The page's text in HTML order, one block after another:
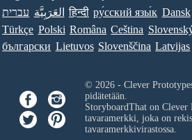
עברית العَرَبِيَّة हिन्दी ру́сский язы́к Dansk
Türkçe Polski Româna Ceština
български Lietuvos Slovenščina Latvijas
© 2026 - Clever
pidätetään.
StoryboardThat on Clever
tavaramerkki, joka on
tavaramerkkivirastossa.